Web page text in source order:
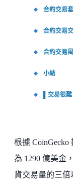
合約交易
合約交易
合約交易
小結
▌交易很
根據
為 1290 億美金
貨交易量的三